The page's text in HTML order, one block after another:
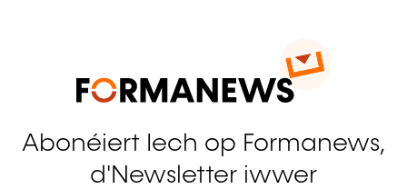
Abonéiert Iech op Formanews,
d'Newsletter iwwer